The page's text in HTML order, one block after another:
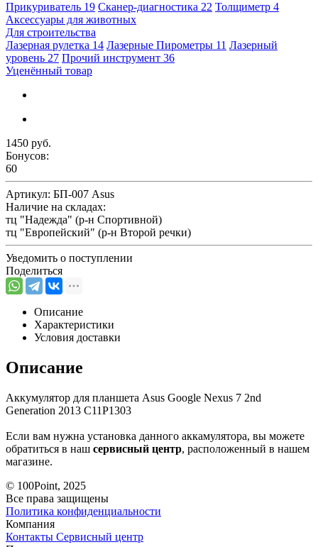
Прикуриватель 19 Сканер-диагностика 22 Толщиметр 4
Аксессуары для животных
Для строительства
Лазерная рулетка 14 Лазерные Пирометры 11 Лазерный
уровень 27 Прочий инструмент 36
Уценённый товар
1450 руб.
Бонусов:
60
Артикул: БП-007 Asus
Наличие на складах:
тц "Надежда" (р-н Спортивной)
тц "Европейский" (р-н Второй речки)
Уведомить о поступлении
Поделиться
Описание
Характеристики
Условия доставки
Описание
Аккумулятор для планшета Asus Google Nexus 7 2nd
Generation 2013 C11P1303
Если вам нужна установка данного аккамулятора, вы можете
обратиться в наш сервисный центр, расположенный в нашем
магазине.
© 100Point, 2025
Все права защищены
Политика конфиденциальности
Компания
Контакты Сервисный центр